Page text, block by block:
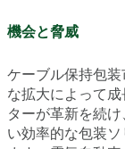
機会と脅威
ケーブル保持包
な拡大によって
ターが革新を続
い効率的な包装